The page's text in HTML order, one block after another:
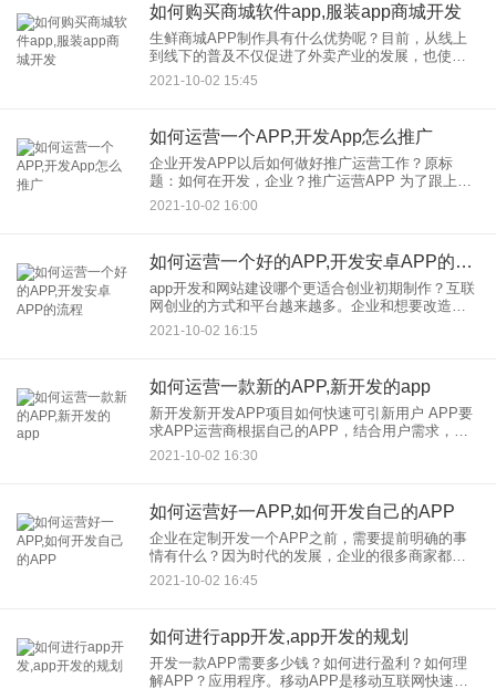
如何购买商城软件app,服装app商城开发
生鲜商城APP制作具有什么优势呢？目前，从线上
到线下的普及不仅促进了外卖产业的发展，也使生
鲜市场融入了电商平台的元素。要知道，生鲜不仅
是我们日常生活中的消费品，也是一日三餐的主要
2021-10-02 15:45
如何运营一个APP,开发App怎么推广
企业开发APP以后如何做好推广运营工作？原标
题：如何在开发，企业？推广运营APP 为了跟上互
联网，企业有多少推广运营APP的？ 如何成功留住
2021-10-02 16:00
如何运营一个好的APP,开发安卓APP的流程
app开发和网站建设哪个更适合创业初期制作？互联
网创业的方式和平台越来越多。企业和想要改造互
联网的个人应该如何选择？ 前几天有个做机电设备
的客户想在开发搞个APP来找我咨询，先建个网站
2021-10-02 16:15
如何运营一款新的APP,新开发的app
新开发新开发APP项目如何快速可引新用户 APP要
求APP运营商根据自己的APP，结合用户需求，量
身定制自己的APP。只有这样，我们才能在如何快
速吸引新用户方面获得优势地位。 首先，app开发在
2021-10-02 16:30
如何运营好一APP,如何开发自己的APP
企业在定制开发一个APP之前，需要提前明确的事
情有什么？因为时代的发展，企业的很多商家都会
在一定程度上受到互联网的冲击，而因为这个概念
的出现，移动市场也越来越受欢迎。大多数企业人
2021-10-02 16:45
如何进行app开发,app开发的规划
开发一款APP需要多少钱？如何进行盈利？如何理
解APP？应用程序。移动APP是移动互联网快速发